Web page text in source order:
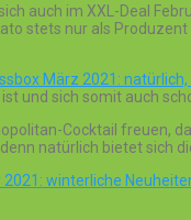
auch im XXL-Deal
stets nur als
März 2021:
und sich somit auch
Cocktail freuen,
natürlich bietet sich
winterliche